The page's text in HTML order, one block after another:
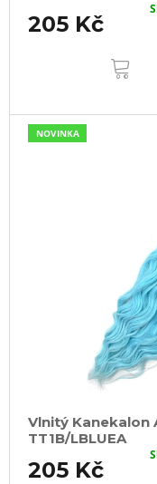
205 Kč
NOVINKA
Vlnitý Kanekalon
TT1B/LBLUEA
205 Kč